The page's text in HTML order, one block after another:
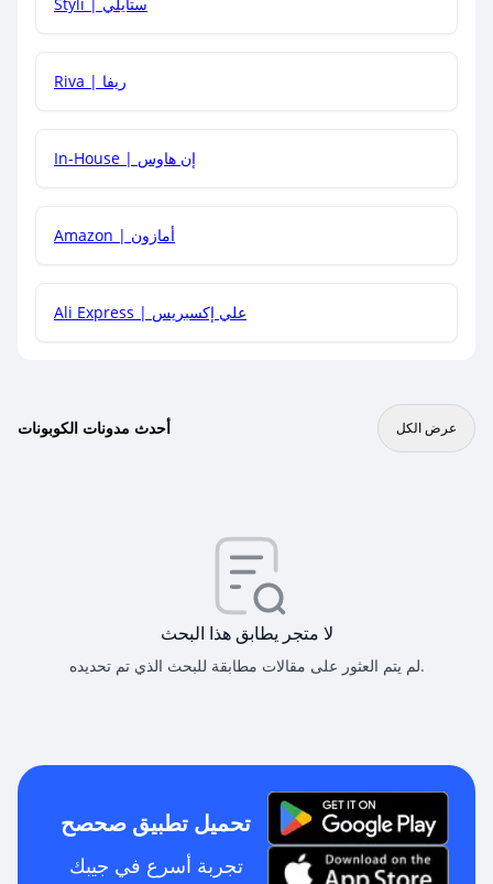
هل يمكنني جمع كود خصم مع العروض الأخرى؟
Riva | ريفا
In-House | إن هاوس
Amazon | أمازون
Ali Express | علي إكسبريس
أحدث مدونات الكوبونات عرض الكل
لا متجر يطابق هذا البحث
لم يتم العثور على مقالات مطابقة للبحث الذي تم تحديده.
تحميل تطبيق صحصح
تجربة أسرع في جيبك